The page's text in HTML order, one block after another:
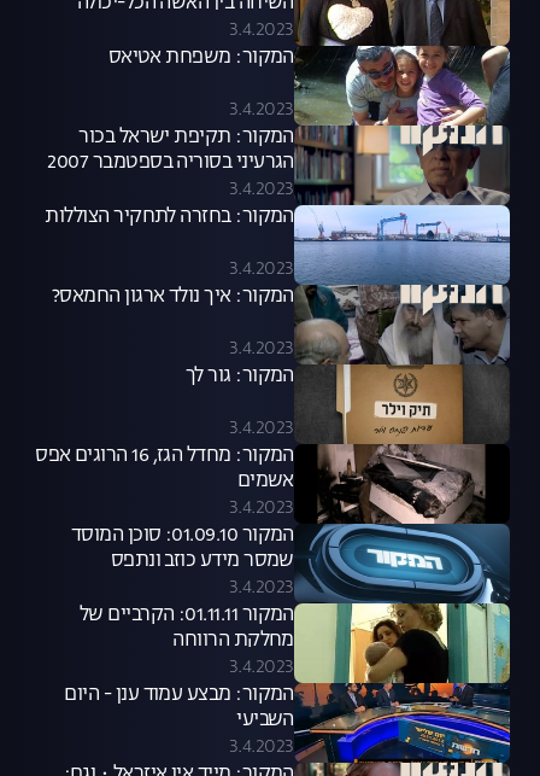
שלצד פואד לג'קי בן זקן נחשפת
3.4.2023
המקור: משפחת אטיאס
3.4.2023
המקור: תקיפת ישראל בכור
הגרעיני בסוריה בספטמבר 2007
3.4.2023
המקור: בחזרה לתחקיר הצוללות
3.4.2023
המקור: איך נולד ארגון החמאס?
3.4.2023
המקור: גור לך
3.4.2023
המקור: מחדל הגז, 16 הרוגים אפס
אשמים
3.4.2023
המקור 01.09.10: סוכן המוסד
שמסר מידע כוזב ונתפס
3.4.2023
המקור 01.11.11: הקרביים של
מחלקת הרווחה
3.4.2023
המקור: מבצע עמוד ענן - היום
השביעי
3.4.2023